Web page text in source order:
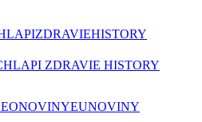
ZDRAVIEHISTORY
ZDRAVIE HISTORY
EUNOVINY